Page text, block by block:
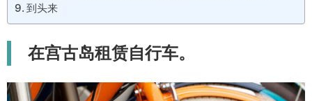
到头来
在宫古岛租赁自行车。